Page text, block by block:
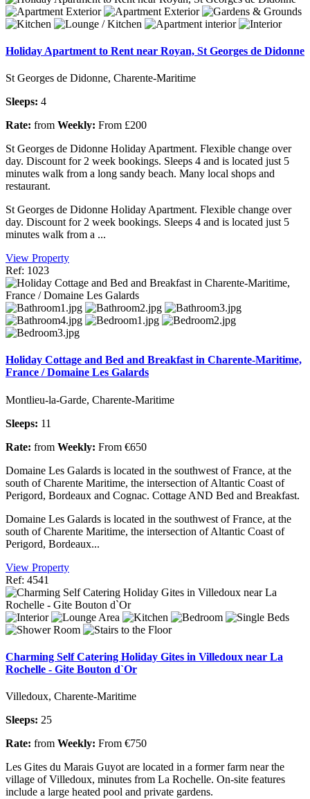
Holiday Apartment to Rent near Royan, St Georges de Didonne
St Georges de Didonne, Charente-Maritime
Sleeps: 4
Rate: from Weekly: From £200
St Georges de Didonne Holiday Apartment. Flexible change over
day. Discount for 2 week bookings. Sleeps 4 and is located just 5
minutes walk from a long sandy beach. Many local shops and
restaurant.
St Georges de Didonne Holiday Apartment. Flexible change over
day. Discount for 2 week bookings. Sleeps 4 and is located just 5
minutes walk from a ...
View Property
Ref: 1023
Holiday Cottage and Bed and Breakfast in Charente-Maritime,
France / Domaine Les Galards
Montlieu-la-Garde, Charente-Maritime
Sleeps: 11
Rate: from Weekly: From €650
Domaine Les Galards is located in the southwest of France, at the
south of Charente Maritime, the intersection of Altantic Coast of
Perigord, Bordeaux and Cognac. Cottage AND Bed and Breakfast.
Domaine Les Galards is located in the southwest of France, at the
south of Charente Maritime, the intersection of Altantic Coast of
Perigord, Bordeaux...
View Property
Ref: 4541
Charming Self Catering Holiday Gites in Villedoux near La
Rochelle - Gite Bouton d`Or
Villedoux, Charente-Maritime
Sleeps: 25
Rate: from Weekly: From €750
Les Gites du Marais Guyot are located in a former farm near the
village of Villedoux, minutes from La Rochelle. On-site features
include a large heated pool and private gardens.